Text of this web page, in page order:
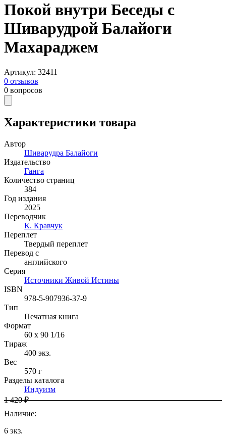
Покой внутри Беседы с
Шиварудрой Балайоги
Махараджем
Артикул: 32411
0 отзывов
0 вопросов
Характеристики товара
Автор
Шиварудра Балайоги
Издательство
Ганга
Количество страниц
384
Год издания
2025
Переводчик
К. Кравчук
Переплет
Твердый переплет
Перевод с
английского
Серия
Источники Живой Истины
ISBN
978-5-907936-37-9
Тип
Печатная книга
Формат
60 x 90 1/16
Тираж
400 экз.
Вес
570 г
Разделы каталога
Индуизм
1 420 ₽
Наличие:
6 экз.